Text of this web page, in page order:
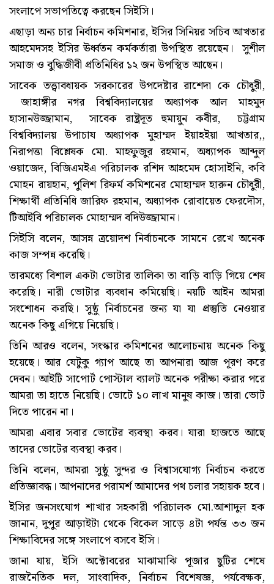
সংলাপে সভাপতিত্বে করছেন সিইসি।
এছাড়া অন্য চার নির্বাচন কমিশনার, ইসির সিনিয়র সচিব আখতার
আহমেদসহ ইসির ঊর্ধ্বতন কর্মকর্তারা উপস্থিত রয়েছেন। সুশীল
সমাজ ও বুদ্ধিজীবী প্রতিনিধির ১২ জন উপস্থিত আছেন।
সাবেক তত্ত্বাবধায়ক সরকারের উপদেষ্টার রাশেদা কে চৌধুরী,
জাহাঙ্গীর নগর বিশ্ববিদ্যালয়ের অধ্যাপক আল মাহমুদ
হাসানউজ্জামান, সাবেক রাষ্ট্রদূত হুমায়ুন কবীর, চট্টগ্রাম
বিশ্ববিদ্যালয় উপাচায অধ্যাপক মুহাম্মদ ইয়াহইয়া আখতার,,
নিরাপত্তা বিশ্লেষক মো. মাহফুজুর রহমান, অধ্যাপক আব্দুল
ওয়াজেদ, বিজিএমইএ পরিচালক রশিদ আহমেদ হোসাইনি, কবি
মোহন রায়হান, পুলিশ রিফর্ম কমিশনের মোহাম্মদ হারুন চৌধুরী,
শিক্ষার্থী প্রতিনিধি জারিফ রহমান, অধ্যাপক রোবায়েত ফেরদৌস,
টিআইবি পরিচালক মোহাম্মদ বদিউজ্জামান।
সিইসি বলেন, আসন্ন ত্রয়োদশ নির্বাচনকে সামনে রেখে অনেক
কাজ সম্পন্ন করেছি।
তারমধ্যে বিশাল একটা ভোটার তালিকা তা বাড়ি বাড়ি গিয়ে শেষ
করেছি। নারী ভোটার ব্যবধান কমিয়েছি। নয়টি আইন আমরা
সংশোধন করছি। সুষ্ঠু নির্বাচনের জন্য যা যা প্রস্তুতি নেওয়ার
অনেক কিছু এগিয়ে নিয়েছি।
তিনি আরও বলেন, সংস্কার কমিশনের আলোচনায় অনেক কিছু
হয়েছে। আর যেটুকু গ্যাপ আছে তা আপনারা আজ পূরণ করে
দেবন। আইটি সাপোর্ট পোস্টাল ব্যালট অনেক পরীক্ষা করার পরে
আমরা তা হাতে নিয়েছি। ভোটে ১০ লাখ মানুষ কাজ। তারা ভোট
দিতে পারেন না।
আমরা এবার সবার ভোটের ব্যবস্থা করব। যারা হাজতে আছে
তাদের ভোটের ব্যবস্থা করব।
তিনি বলেন, আমরা সুষ্ঠু সুন্দর ও বিশ্বাসযোগ্য নির্বাচন করতে
প্রতিজ্ঞাবদ্ধ। আপনাদের পরামর্শ আমাদের পথ চলার সহায়ক হবে।
ইসির জনসংযোগ শাখার সহকারী পরিচালক মো.আশাদুল হক
জানান, দুপুর আড়াইটা থেকে বিকেল সাড়ে ৪টা পর্যন্ত ৩৩ জন
শিক্ষাবিদের সঙ্গে সংলাপে বসবে ইসি।
জানা যায়, ইসি অক্টোবরের মাঝামাঝি পূজার ছুটির শেষে
রাজনৈতিক দল, সাংবাদিক, নির্বাচন বিশেষজ্ঞ, পর্যবেক্ষক,